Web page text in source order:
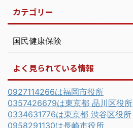
カテゴリー
国民健康保険
よく見られている情報
0927114266は福岡市役所
0357426679は東京都 品川区役所
0334631776は東京都 渋谷区役所
0958291130は長崎市役所